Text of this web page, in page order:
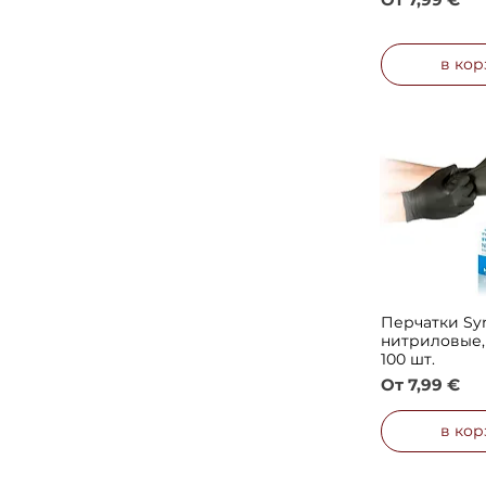
в
Быстрый
Перчатки
100 шт.
От 7,99 €
Цена со
в